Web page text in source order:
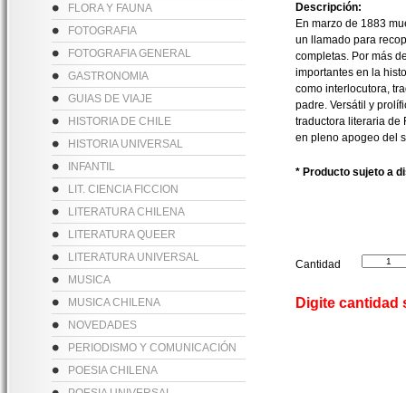
FLORA Y FAUNA
FOTOGRAFIA
FOTOGRAFIA GENERAL
GASTRONOMIA
GUIAS DE VIAJE
HISTORIA DE CHILE
HISTORIA UNIVERSAL
INFANTIL
LIT. CIENCIA FICCION
LITERATURA CHILENA
LITERATURA QUEER
LITERATURA UNIVERSAL
MUSICA
MUSICA CHILENA
NOVEDADES
PERIODISMO Y COMUNICACIÓN
POESIA CHILENA
Descripción:
En marzo de 1883
un llamado para
completas. Por más
importantes en la
como interlocutora,
padre. Versátil y
traductora literaria de
en pleno apogeo del
* Producto sujeto a
Cantidad
Digite